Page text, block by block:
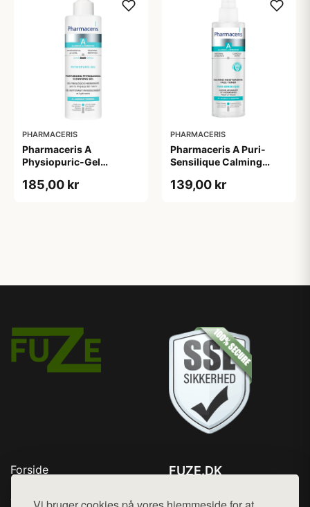
PHARMACERIS
Pharmaceris A
Physiopuric-Gel
Physiological Cleansing
185,00 kr
PHARMACERIS
Pharmaceris A Puri-
Sensilique Calming
(200 ml)
139,00 kr
Forside
Top Rabatter
FUZE.DK